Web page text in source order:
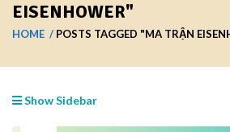
EISENHOWER"
HOME POSTS TAGGED "MA TRẬN
Show Sidebar